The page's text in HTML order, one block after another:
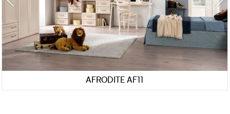
AFRODITE AF11